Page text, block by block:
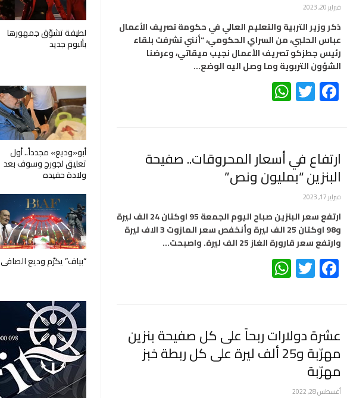
فبراير 20, 2023
ذكر وزير التربية والتعليم العالي في حكومة تصريف الأعمال
عباس الحلبي، من السراي الحكومي، “أنني تشرفت بلقاء
رئيس جطزكو تصريف الأعمال نجيب ميقاتي، وعرضنا
الشؤون التربوية وما وصل اليه الوضع…
Facebook
Twitter
ارتفاع في أسعار المحروقات.. صفيحة
البنزين “بمليون ونص”
فبراير 17, 2023
ارتفع سعر البنزين صباح اليوم الجمعة 95 اوكتان 24 الف ليرة
و98 اوكتان 25 الف ليرة وأنخفص سعر المازوت 3 الاف ليرة
وارتفع سعر قارورة الغاز 25 الف ليرة. واصبحت…
Facebook
Twitter
عشرة دولارات ربحاً على كل صفيحة بنزين
مهرّبة و25 ألف ليرة على كل ربطة خبز
مهرّبة
أغسطس 28, 2022
لطيفة تشوّق جمهورها
بألبوم جديد
أبو«وديع» مجدداً.. أول
تعليق لجورج وسوف بعد
ولادة حفيده
“بياف” يكرّم وديع الصافي